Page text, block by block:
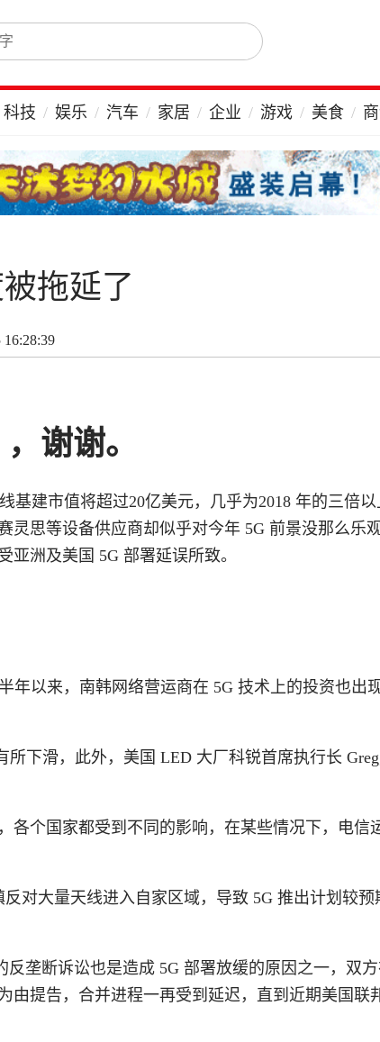
科技 娱乐 汽车 家居 企业 游戏 美食
拖延了
谢谢。
基建市值将超过20亿美元，几乎为2018 年的三倍以
灵思等设备供应商却似乎对今年 5G 前景没那么乐
洲及美国 5G 部署延误所致。
年以来，南韩网络营运商在 5G 技术上的投资也出
下滑，此外，美国 LED 大厂科锐首席执行长
各个国家都受到不同的影响，在某些情况下，电信
对大量天线进入自家区域，导致 5G 推出计划较预
反垄断诉讼也是造成 5G 部署放缓的原因之一，双
由提告，合并进程一再受到延迟，直到近期美国联